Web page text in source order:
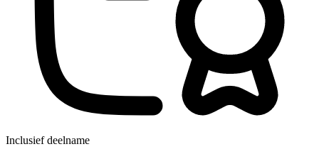
Inclusief deelname